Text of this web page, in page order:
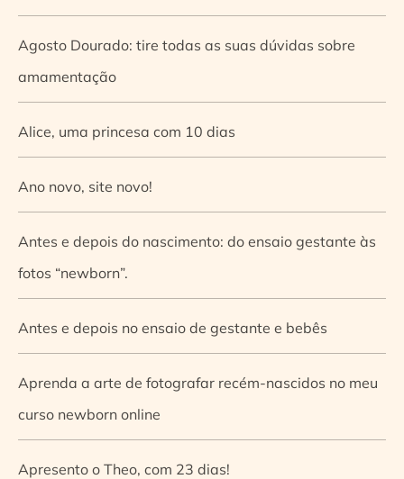
Agosto Dourado: tire todas as suas dúvidas sobre
amamentação
Alice, uma princesa com 10 dias
Ano novo, site novo!
Antes e depois do nascimento: do ensaio gestante às
fotos “newborn”.
Antes e depois no ensaio de gestante e bebês
Aprenda a arte de fotografar recém-nascidos no meu
curso newborn online
Apresento o Theo, com 23 dias!